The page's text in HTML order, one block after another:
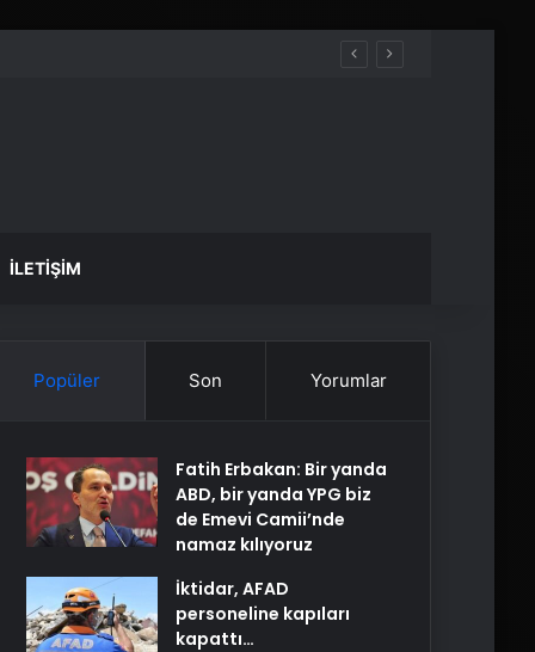
İLETIŞIM
Popüler Son Yorumlar
Fatih Erbakan: Bir yanda
ABD, bir yanda YPG biz
de Emevi Camii’nde
namaz kılıyoruz
İktidar, AFAD
personeline kapıları
kapattı…